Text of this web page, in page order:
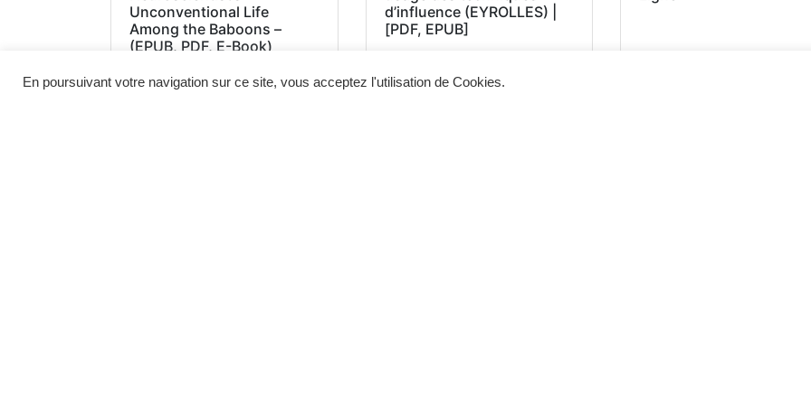
Unconventional Life
Among the Baboons –
(EPUB, PDF, E-Book)
d’influence (EYROLLES) |
[PDF, EPUB]
En poursuivant votre navigation sur ce site, vous acceptez l'utilisation de Cookies.